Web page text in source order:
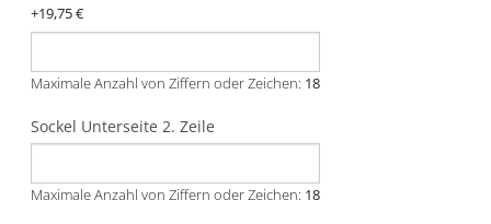
+19,75 €
Maximale Anzahl von Ziffern oder Zeichen: 18
Sockel Unterseite 2. Zeile
Maximale Anzahl von Ziffern oder Zeichen: 18